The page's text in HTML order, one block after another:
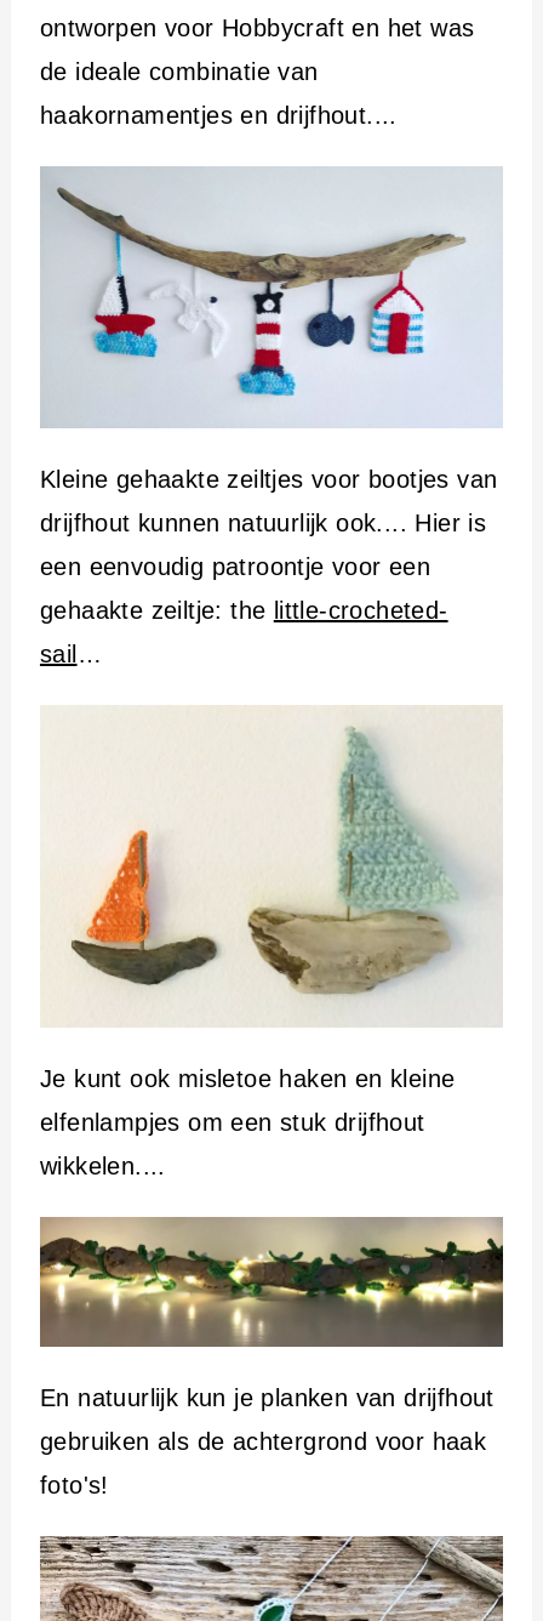
ontworpen voor Hobbycraft en het was
de ideale combinatie van
haakornamentjes en drijfhout....
Kleine gehaakte zeiltjes voor bootjes van
drijfhout kunnen natuurlijk ook.... Hier is
een eenvoudig patroontje voor een
gehaakte zeiltje: the little-crocheted-
sail…
Je kunt ook misletoe haken en kleine
elfenlampjes om een stuk drijfhout
wikkelen....
En natuurlijk kun je planken van drijfhout
gebruiken als de achtergrond voor haak
foto's!